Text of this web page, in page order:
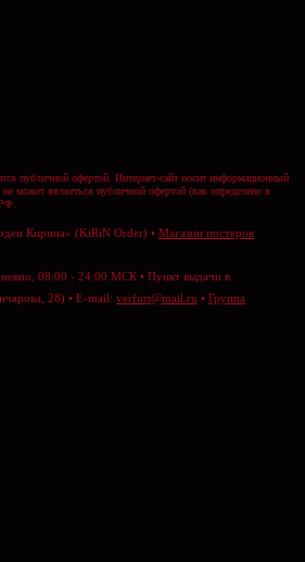
публичной офертой. Интернет-сайт носит информационный
может являеться публичной офертой (как определено в
Кирина» (KiRiN Order) • Магазин постеров
08:00 - 24:00 МСК • Пункт выдачи в
28) • E-mail: verfurt@mail.ru • Группа